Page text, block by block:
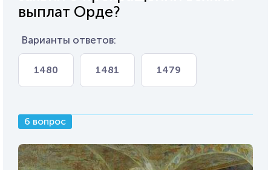
выплат Орде?
Варианты ответов:
1480 1481 1479
6 вопрос